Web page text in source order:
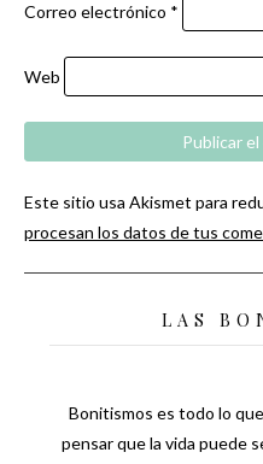
Correo electrónico *
Web
Este sitio usa Akismet para
procesan los datos de tus
LAS
Bonitismos es todo lo
pensar que la vida puede